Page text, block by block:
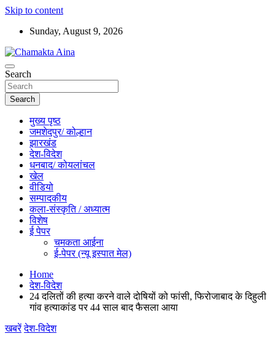
Skip to content
Sunday, August 9, 2026
Chamakta Aina
Hindi News Paper – Jharkhand
Search
Search
मुख्य पृष्ठ
जमशेदपुर/ कोल्हान
झारखंड
देश-विदेश
धनबाद/ कोयलांचल
खेल
वीडियो
सम्पादकीय
कला-संस्कृति / अध्यात्म
विशेष
ई पेपर
चमकता आईना
ई-पेपर (न्यू इस्पात मेल)
Home
देश-विदेश
24 दलितों की हत्या करने वाले दोषियों को फांसी, फिरोजाबाद के दिहुली
गांव हत्याकांड पर 44 साल बाद फैसला आया
खबरें देश-विदेश